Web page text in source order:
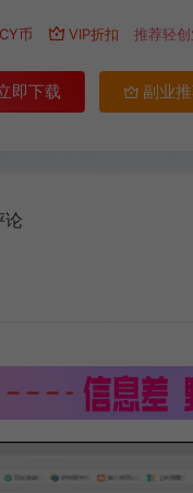
CY币 VIP折扣 推荐轻创
即下载 副业
论